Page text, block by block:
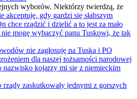
wyborów. Niektórzy twierdzą, że
akceptuję, gdy gardzi się słabszym
chce rządzić i dzielić a to jest za mało
mogę wybaczyć panu Tuskowi, że tak
nie zagłosuję na Tuska i PO
dla naszej tożsamości narodowej
nazwisko kojarzy mi się z niemieckim
zaskutkowały jednymi z gorszych